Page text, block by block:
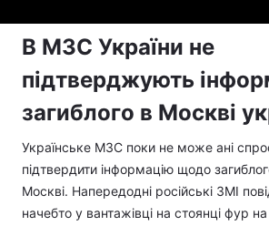
В МЗС України не
підтверджують
загиблого в Москві
Українське МЗС поки не може ані
підтвердити інформацію щодо
Москві. Напередодні російські ЗМІ
начебто у вантажівці на стоянці фур на